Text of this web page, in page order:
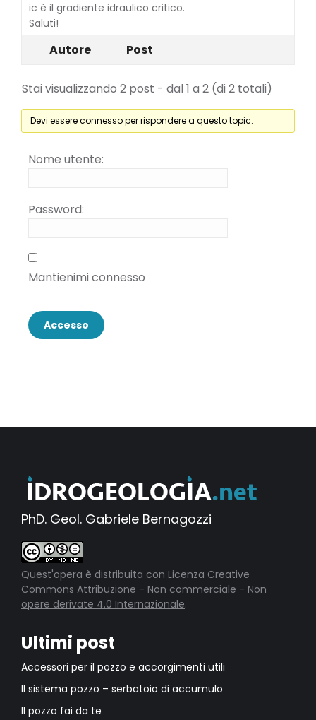
ic è il gradiente idraulico critico.
Saluti!
Autore Post
Stai visualizzando 2 post - dal 1 a 2 (di 2 totali)
Devi essere connesso per rispondere a questo topic.
Nome utente:
Password:
Mantienimi connesso
Accesso
PhD. Geol. Gabriele Bernagozzi
Quest'opera è distribuita con Licenza Creative
Commons Attribuzione - Non commerciale - Non
opere derivate 4.0 Internazionale.
Ultimi post
Accessori per il pozzo e accorgimenti utili
Il sistema pozzo – serbatoio di accumulo
Il pozzo fai da te